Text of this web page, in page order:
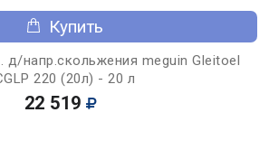
Купить
д/напр.скольжения meguin Gleitoel
220 (20л) - 20 л
22 519